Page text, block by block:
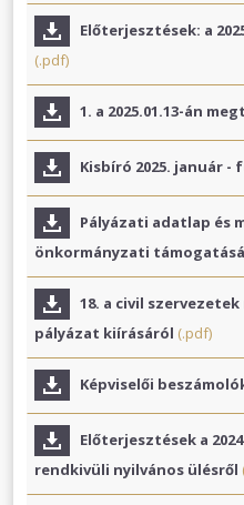
Előterjesztések: a
(.pdf)
1. a 2025.01.13-án
Kisbíró 2025. január -
Pályázati adatlap és
önkormányzati
18. a civil
pályázat kiírásáról (.pdf)
Képviselői
Előterjesztések a
rendkivüli nyilvános ülésről